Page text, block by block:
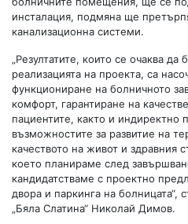
инсталация, подмяна ще
канализационна системи.
„Резултатите, които се очаква да
реализацията на проекта, са
функциониране на болничното
комфорт, гарантиране на
пациентите, както и индиректно
възможностите за развитие на
качеството на живот и здравния
което планираме след
кандидатстваме с проектно
двора и паркинга на
„Бяла Слатина“ Николай Димов.